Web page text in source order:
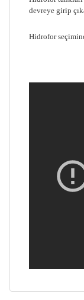
devreye girip
Hidrofor